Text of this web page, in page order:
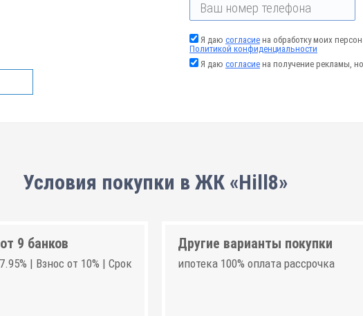
Я даю согласие на обработку моих
Политикой конфиденциальности
Я даю согласие на получение рекламы,
Условия покупки в ЖК «Hill8»
9 банков
| Взнос от 10% | Срок
Другие варианты покупки
ипотека 100% оплата рассрочка